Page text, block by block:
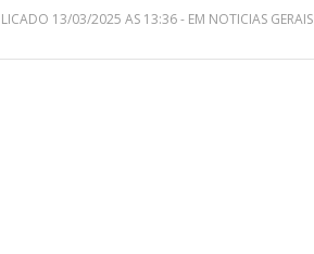
13/03/2025 AS 13:36 - EM NOTICIAS GERAIS